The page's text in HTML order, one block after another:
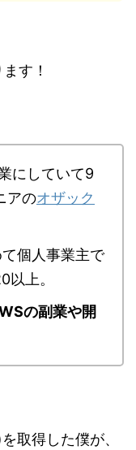
す！
にしていて9
アのオザック
個人事業主で
上。
の副業や開
取得した僕が、